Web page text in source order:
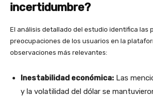
incertidumbre?
El análisis detallado del estudio identifica las
preocupaciones de los usuarios en la
observaciones más relevantes:
Inestabilidad económica: Las
y la volatilidad del dólar se